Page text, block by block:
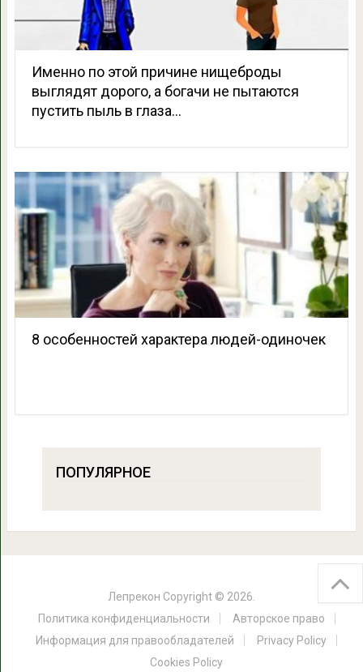
Именно по этой причине нищеброды
выглядят дорого, а богачи не пытаются
пустить пыль в глаза…
8 особенностей характера людей-одиночек
ПОПУЛЯРНОЕ
Лепрекон Copyright © 2026.
Политика конфиденциальности
Авторское право
Информация для правообладателей
Privacy Policy
Cookies Policy